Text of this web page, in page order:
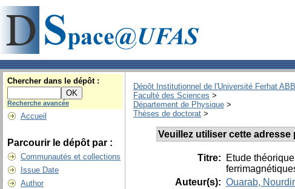
Chercher dans le dépôt :
Recherche avancée
Accueil
Parcourir le dépôt par :
Communautés et collections
Issue Date
Author
Dépôt Institutionnel de l'Université Ferhat
Faculté des Sciences >
Département de Physique >
Thèses de doctorat >
Veuillez utiliser cette
Titre:
Etude
Auteur(s): Ouarab,